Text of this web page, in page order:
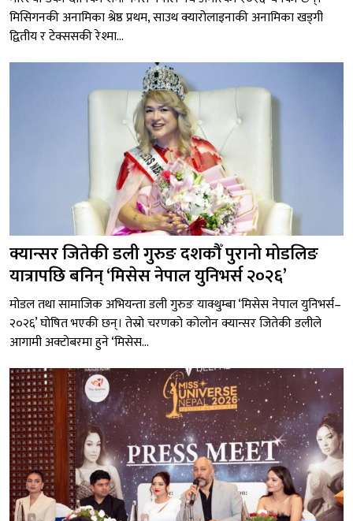
मिसिगनकी अनामिका श्रेष्ठ प्रथम, साउथ क्यारोलाइनाकी अनामिका खड्गी
द्वितीय र टेक्ससकी रेश्मा...
क्यान्सर जितेकी डली गुरुङ दशकौँ पुरानो मोडलिङ
यात्रापछि बनिन् ‘मिसेस नेपाल युनिभर्स २०२६’
मोडल तथा सामाजिक अभियन्ता डली गुरुङ याक्थुम्बा ‘मिसेस नेपाल युनिभर्स–
२०२६’ घोषित भएकी छन्। तेस्रो चरणको कोलोन क्यान्सर जितेकी डलीले
आगामी अक्टोबरमा हुने ‘मिसेस...